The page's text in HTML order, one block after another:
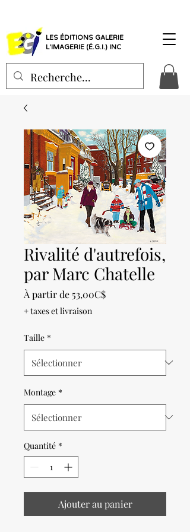
LES ÉDITIONS GALERIE
L'IMAGERIE (É.G.I.) INC
Rivalité d'autrefois,
par Marc Chatelle
À partir de 53,00C$Prix
+ taxes et livraison
Taille *
Montage *
Quantité *
Ajouter au panier